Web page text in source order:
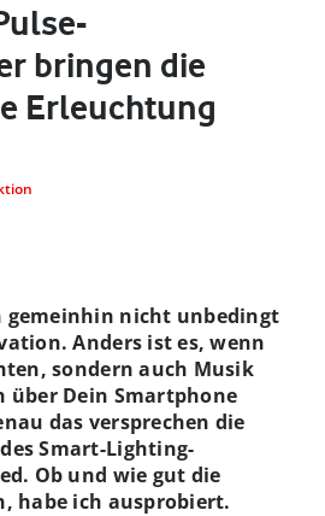
bringen die
Erleuchtung
gemeinhin nicht unbedingt
Anders ist es, wenn
sondern auch Musik
über Dein Smartphone
das versprechen die
Smart-Lighting-
Ob und wie gut die
habe ich ausprobiert.